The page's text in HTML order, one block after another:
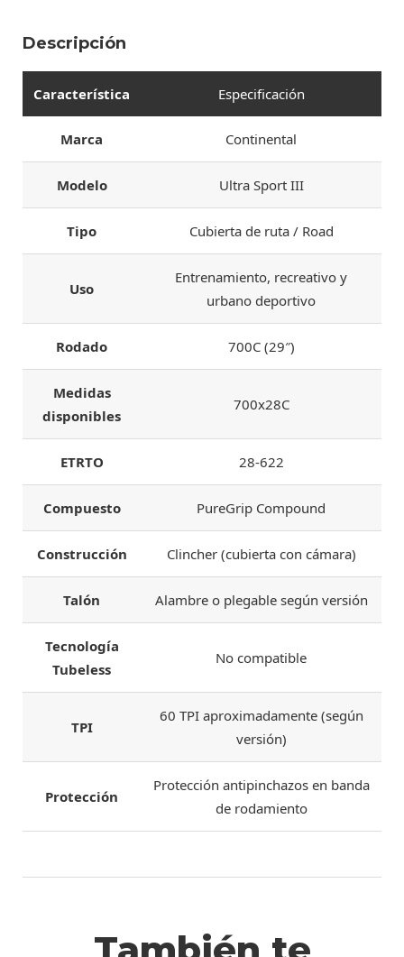
Descripción
Característica Especificación
Marca Continental
Modelo Ultra Sport III
Tipo Cubierta de ruta / Road
Uso
Entrenamiento, recreativo y
urbano deportivo
Rodado 700C (29″)
Medidas
disponibles
700x28C
ETRTO 28-622
Compuesto PureGrip Compound
Construcción Clincher (cubierta con cámara)
Talón Alambre o plegable según versión
Tecnología
Tubeless
No compatible
TPI
60 TPI aproximadamente (según
versión)
Protección
Protección antipinchazos en banda
de rodamiento